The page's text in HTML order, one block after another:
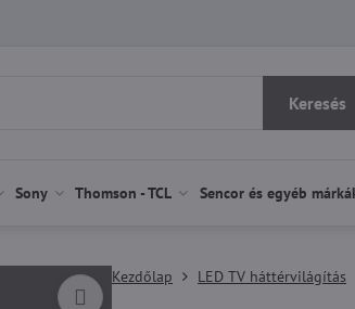
Keresés
Sony Thomson - TCL Sencor és egyéb
Kezdőlap LED TV háttérvilágítás